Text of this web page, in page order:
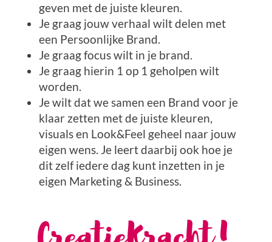
geven met de juiste kleuren.
Je graag jouw verhaal wilt delen met
een Persoonlijke Brand.
Je graag focus wilt in je brand.
Je graag hierin 1 op 1 geholpen wilt
worden.
Je wilt dat we samen een Brand voor je
klaar zetten met de juiste kleuren,
visuals en Look&Feel geheel naar jouw
eigen wens. Je leert daarbij ook hoe je
dit zelf iedere dag kunt inzetten in je
eigen Marketing & Business.